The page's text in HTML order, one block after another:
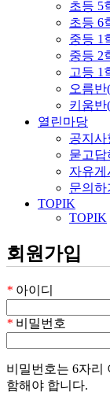
초등 5
초등 6
중등 1
중등 2
고등 1
오름
키움반
열린마당
공지사
묻고답
자유게
문의
TOPIK
TOPIK
회원가입
* 아이디
* 비밀번호
비밀번호는 6자리
함해야 합니다.